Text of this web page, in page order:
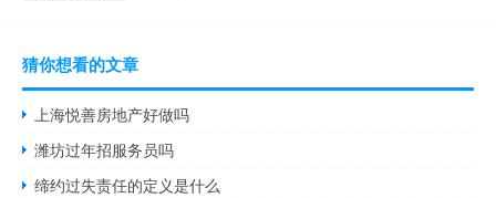
猜你想看的文章
上海悦善房地产好做吗
潍坊过年招服务员吗
缔约过失责任的定义是什么